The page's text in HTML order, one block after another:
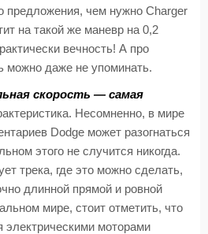
предложения, чем нужно Charger
на такой же маневр на 0,2
вечность! А про
можно даже не упоминать.
скорость — самая
Несомненно, в мире
Dodge может разогнаться
этого не случится никогда.
трека, где это можно сделать,
длинной прямой и ровной
мире, стоит отметить, что
моторами